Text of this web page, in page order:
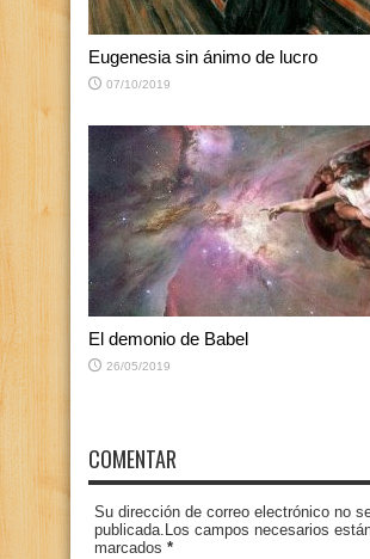
Eugenesia sin ánimo de lucro
07/10/2019
El demonio de Babel
26/05/2019
COMENTAR
Su dirección de correo electrónico no
publicada.Los campos necesarios
marcados *